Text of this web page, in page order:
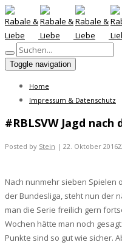
Toggle navigation
Home
Impressum & Datenschutz
#RBLSVW Jagd
Posted by Stein | 22. Oktober 2016
Nach nunmehr sieben Spielen
der Bundesliga, steht nun der
man die Serie freilich gern
Wochen hätte man noch
Punkte sind so gut wie sicher.